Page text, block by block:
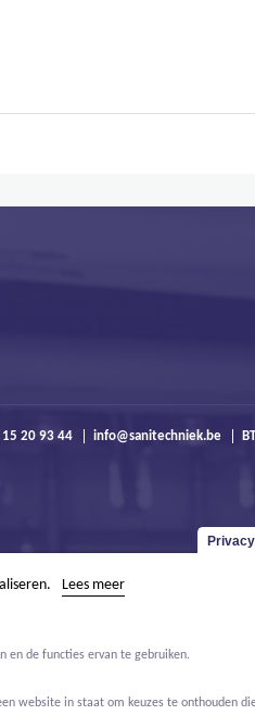
20 93 44 info@sanitechniek.be
Lees meer
en de functies ervan te gebruiken.
website in staat om keuzes te onthouden